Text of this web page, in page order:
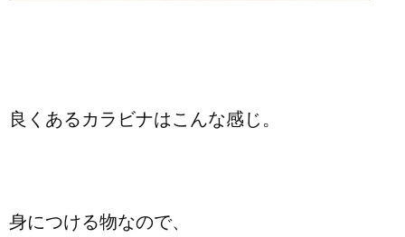
良くあるカラビナはこんな感じ。
身につける物なので、